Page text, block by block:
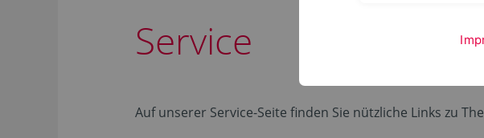
Service
Auf unserer Service-Seite finden Sie nützliche Links zu